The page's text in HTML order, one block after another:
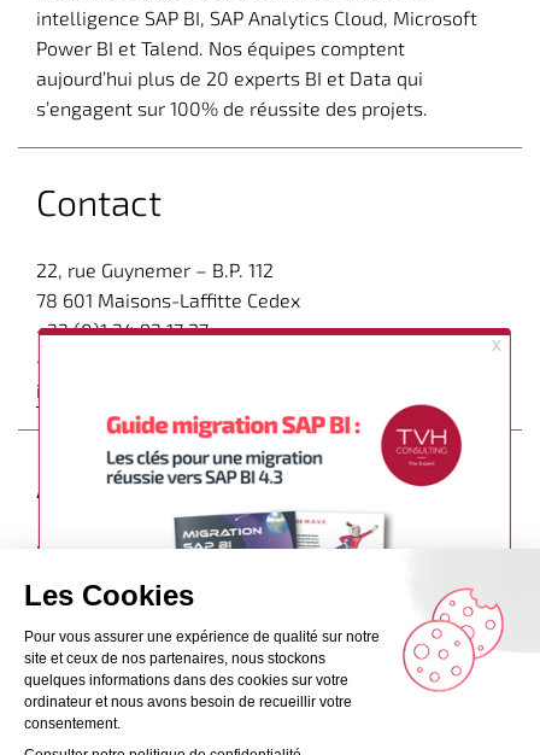
intelligence SAP BI, SAP Analytics Cloud, Microsoft
Power BI et Talend. Nos équipes comptent
aujourd’hui plus de 20 experts BI et Data qui
s’engagent sur 100% de réussite des projets.
Contact
22, rue Guynemer – B.P. 112
78 601 Maisons-Laffitte Cedex
+33 (0)1 34 93 17 27
+33 (0)1 34 93 49 49
infos@tvhconsulting.com
À propos
Découvrez d’autres articles expert sur
le blog de TVH
Consulting dédié à la Business Intelligence
–Le groupe
–Recrutement
–Contact